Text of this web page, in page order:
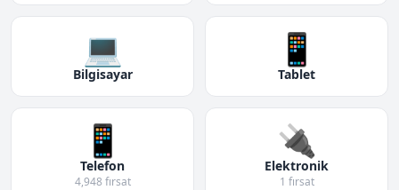
💻
Bilgisayar
📱
Tablet
📱
Telefon
4,948 fırsat
🔌
Elektronik
1 fırsat